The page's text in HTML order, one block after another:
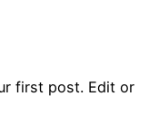
first post. Edit or